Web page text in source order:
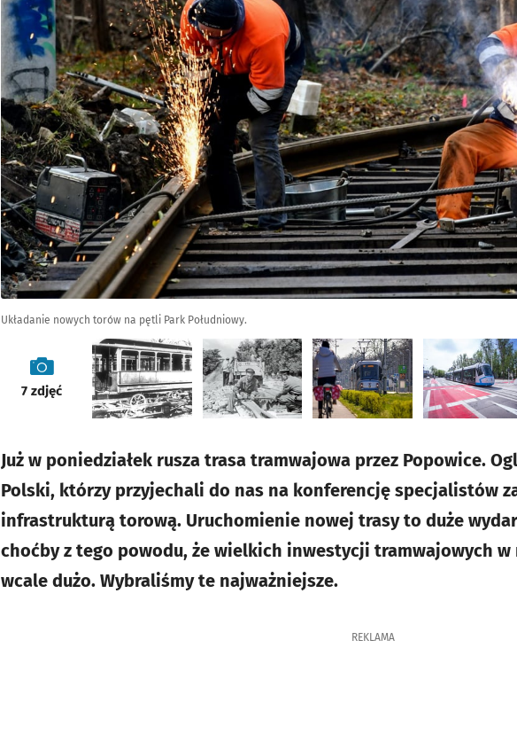
Układanie nowych torów na pętli Park Południowy.
galeria
7zdjęć
Już w poniedziałek rusza trasa tramwajowa przez Popowice.
Polski, którzy przyjechali do nas na konferencję specjalistów
infrastrukturą torową. Uruchomienie nowej trasy to duże
choćby z tego powodu, że wielkich inwestycji tramwajowych w
wcale dużo. Wybraliśmy te najważniejsze.
REKLAMA